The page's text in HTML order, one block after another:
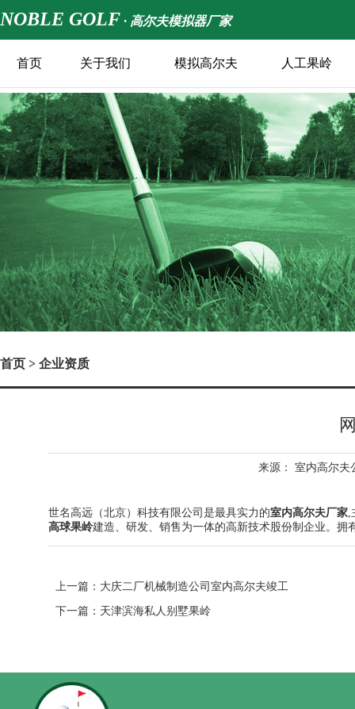
NOBLE GOLF · 高尔夫模拟器厂家
首页 关于我们 模拟高尔夫 人工果岭
首页 > 企业资质
来源： 室内高尔夫
世名高远（北京）科技有限公司是最具实力的室内高尔夫厂家,
高球果岭建造、研发、销售为一体的高新技术股份制企业。拥
上一篇： 大庆二厂机械制造公司室内高尔夫竣工
下一篇： 天津滨海私人别墅果岭